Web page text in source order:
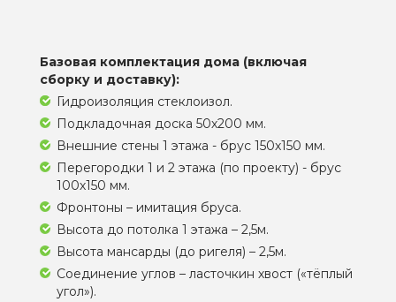
Базовая комплектация дома (включая
сборку и доставку):
Гидроизоляция стеклоизол.
Подкладочная доска 50х200 мм.
Внешние стены 1 этажа - брус 150х150 мм.
Перегородки 1 и 2 этажа (по проекту) - брус
100х150 мм.
Фронтоны – имитация бруса.
Высота до потолка 1 этажа – 2,5м.
Высота мансарды (до ригеля) – 2,5м.
Соединение углов – ласточкин хвост («тёплый
угол»).